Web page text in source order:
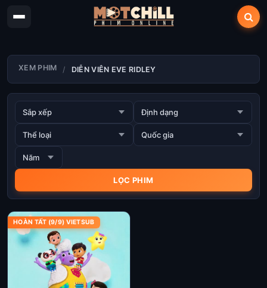
XEM PHIM DIỄN VIÊN EVE RIDLEY
HOÀN TẤT (9/9) VIETSUB